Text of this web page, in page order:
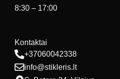
8:30 – 17:00
Kontaktai
+37060042338
info@stikleris.lt